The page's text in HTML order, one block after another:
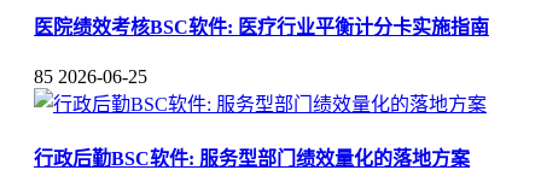
医院绩效考核BSC软件: 医疗行业平衡计分卡实施指南
85 2026-06-25
行政后勤BSC软件: 服务型部门绩效量化的落地方案